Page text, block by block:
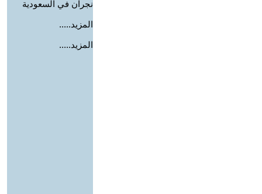
نجران في السعودية
المزيد.....
المزيد.....